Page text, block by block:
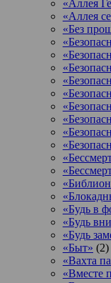
«Аллея
«Аллея
«Без
«Будь в
«Будь
«Будь
«Быт» (2)
«Вахта
«Вместе